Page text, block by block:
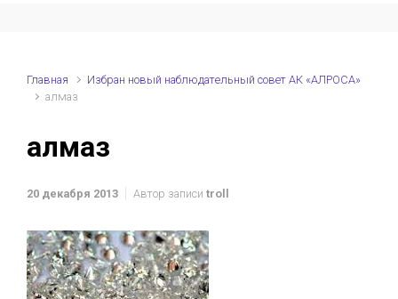
Главная
Избран новый наблюдательный совет АК «АЛРОСА»
алмаз
алмаз
20 декабря 2013 Автор записи troll